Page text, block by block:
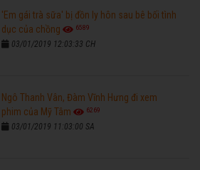
'Em gái trà sữa' bị đồn ly hôn sau bê bối tình
dục của chồng
6589
03/01/2019 12:03:33 CH
Ngô Thanh Vân, Đàm Vĩnh Hưng đi xem
phim của Mỹ Tâm
6269
03/01/2019 11:03:00 SA